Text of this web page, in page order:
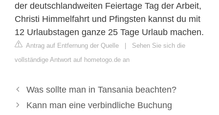
der deutschlandweiten Feiertage Tag der Arbeit,
Christi Himmelfahrt und Pfingsten kannst du mit
12 Urlaubstagen ganze 25 Tage Urlaub machen.
Antrag auf Entfernung der Quelle | Sehen Sie sich die
vollständige Antwort auf hometogo.de an
Was sollte man in Tansania beachten?
Kann man eine verbindliche Buchung